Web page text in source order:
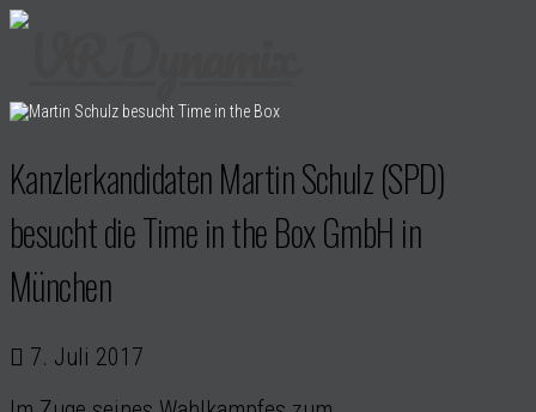
Kanzlerkandidaten Martin Schulz (SPD)
besucht die Time in the Box GmbH in
München
7. Juli 2017